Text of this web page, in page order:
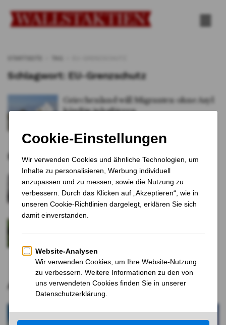
Schlagwort:EU-Grenzschutz
Griechenland will Migranten ohne Asyl
künftig inhaftieren
Empfohlene Artikel
Streit um Nationalflaggen in
Großbritannien spitzt sich zu
12 MONATEN VOR
in die Krise
12 MONATEN VOR
Aktuelle Nachrichten